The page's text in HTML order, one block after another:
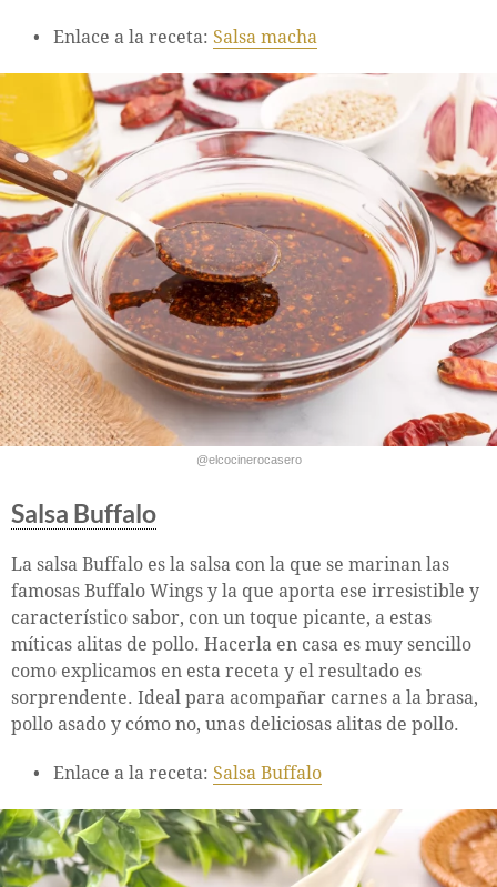
Enlace a la receta: Salsa macha
@elcocinerocasero
Salsa Buffalo
La salsa Buffalo es la salsa con la que se marinan las
famosas Buffalo Wings y la que aporta ese irresistible y
característico sabor, con un toque picante, a estas
míticas alitas de pollo. Hacerla en casa es muy sencillo
como explicamos en esta receta y el resultado es
sorprendente. Ideal para acompañar carnes a la brasa,
pollo asado y cómo no, unas deliciosas alitas de pollo.
Enlace a la receta: Salsa Buffalo